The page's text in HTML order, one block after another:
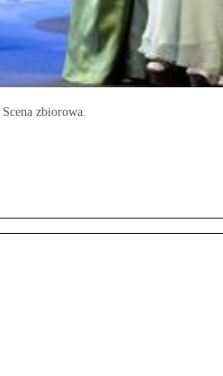
zbiorowa.